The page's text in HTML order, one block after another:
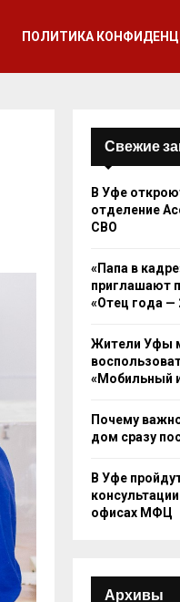
ПОЛИТИКА
Свежие
В Уфе
отделение
СВО
«Папа в
приглашают
«Отец года —
Жители Уфы
«Мобильный
Почему
дом сразу
В Уфе
офисах МФЦ
Архивы